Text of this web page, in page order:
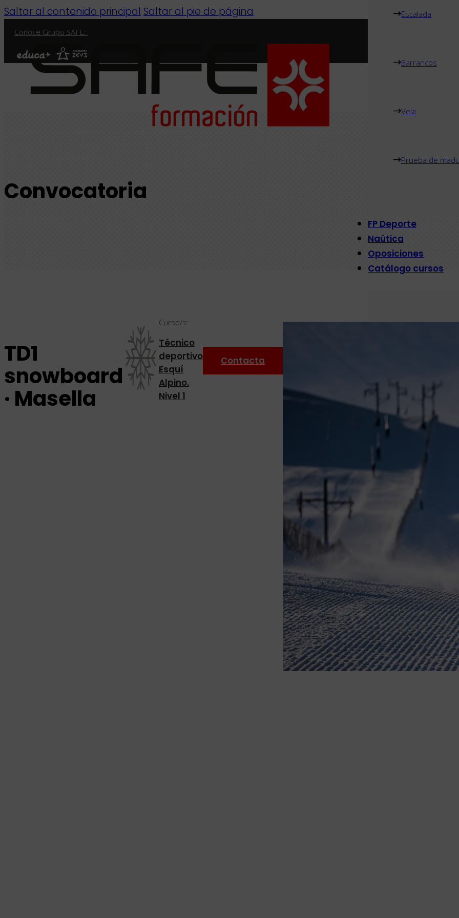
Saltar al contenido principal Saltar al pie de página
Conoce Grupo SAFE:
Escalada
Barrancos
Vela
Prueba de
FP Deporte
Naútica
Oposiciones
Catálogo cursos
Consultoría
Talento 30
Convocatoria
TD1
snowboard
· Masella
Curso/s:
Técnico
deportivo
Esquí
Alpino.
Nivel 1
Contacta